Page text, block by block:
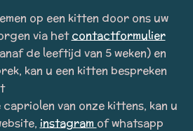
op een kitten door ons uw
via hetcontactformulier
de leeftijd van 5 weken) en
kan u een kitten bespreken
capriolen van onze kittens, kan u
instagram of whatsapp